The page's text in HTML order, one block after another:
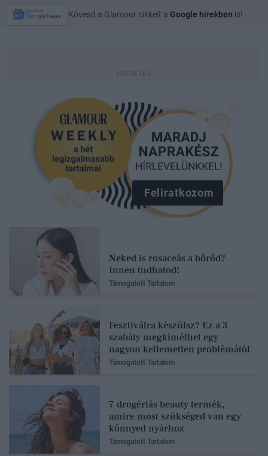
Kövesd a Glamour cikkeit a Google hírekben is!
Feliratkozom
Neked is rosaceás a bőrőd?
Innen tudhatod!
Támogatott Tartalom
Fesztiválra készülsz? Ez a 3
szabály megkímélhet egy
nagyon kellemetlen problémától
Támogatott Tartalom
7 drogériás beauty termék,
amire most szükséged van egy
könnyed nyárhoz
Támogatott Tartalom